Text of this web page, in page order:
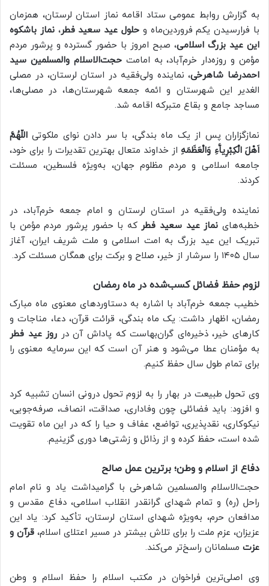
به گزارش روابط عمومی ستاد اقامه نماز استان لرستان، همزمان
با فرارسیدن یکم فروردین‌ماه و حلول عید سعید فطر،نماز باشکوه
این عید بزرگ اسلامی، صبح امروز با حضور گسترده و پرشور مردم
مؤمن و روزه‌دار خرم‌آباد، به امامتحجت‌الاسلام والمسلمین سید
احمدرضا شاهرخی، نماینده ولی‌فقیه در استان لرستان، در مصلی
الغدیر این شهرستان و ائمه جمعه شهرستان‌ها، در مصلی‌ها،
مساجد جامع و بقاع متبرکه اقامه شد.
نمازگزاران پس از یک ماه بندگی، با سر دادن نوای ملکوتی اللّهُمَّ
اَهْلَ الْکِبْرِیاَّءِ وَالْعَظَمَهِ از خداوند متعال بهترین تقدیرات را برای خود،
جامعه اسلامی و مردم مظلوم جهان، به‌ویژه فلسطین، مسئلت
کردند.
نماینده ولی‌فقیه در استان لرستان و امام جمعه خرم‌آباد، در
خطبه‌هاینماز عید سعید فطر که با حضور پرشور مردم مؤمن با
تبریک این عید بزرگ به امت اسلامی و ملت شریف ایران، آغاز
سال ۱۴۰۵ را سرشار از خیر، صلاح و برکت برای همگان مسئلت کرد.
لزوم حفظ فضائل کسب‌شده در ماه رمضان
خطیب جمعه خرم‌آباد با اشاره به دستاوردهای معنوی ماه مبارک
رمضان، اظهار داشت: یک ماه بندگی، قرائت قرآن، دعا، مناجات و
کارهای خیر، ذخیره‌ای گران‌بهاست که پاداش آن در روز عید فطر
به مؤمنان عطا می‌شود و هنر آن است که این سرمایه معنوی را
برای تمام طول سال حفظ کنیم.
وی تحول طبیعت در بهار را به لزوم تحول درونی انسان تشبیه کرد
و افزود: باید فضائلی چون وفاداری، صداقت، انصاف، صرفه‌جویی،
نیکوکاری، نقدپذیری، تواضع، عفاف و حیا را که در این ماه تقویت
شده است، حفظ کرده و از رذائل و زشتی‌ها دوری گزینیم.
دفاع از اسلام و وطن؛ برترین عمل صالح
حجت‌الاسلام والمسلمین شاهرخی با گرامیداشت یاد و نام امام
راحل (ره) و تمام شهدای گرانقدر انقلاب اسلامی، دفاع مقدس و
مدافعان حرم، به‌ویژه شهدای استان لرستان، تأکید کرد: یاد این
عزیزان، عزم ملت را برای تلاش بیشتر در مسیر اعتلای اسلام،قرآن و
عزت مسلمانان راسخ‌تر می‌کند.
وی اصلی‌ترین فراخوان در مکتب اسلام را حفظ اسلام و وطن